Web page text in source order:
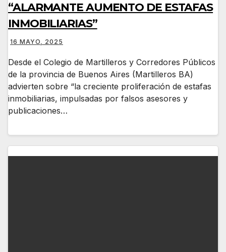
“ALARMANTE AUMENTO DE ESTAFAS
INMOBILIARIAS”
16 MAYO, 2025
Desde el Colegio de Martilleros y Corredores Públicos
de la provincia de Buenos Aires (Martilleros BA)
advierten sobre “la creciente proliferación de estafas
inmobiliarias, impulsadas por falsos asesores y
publicaciones…